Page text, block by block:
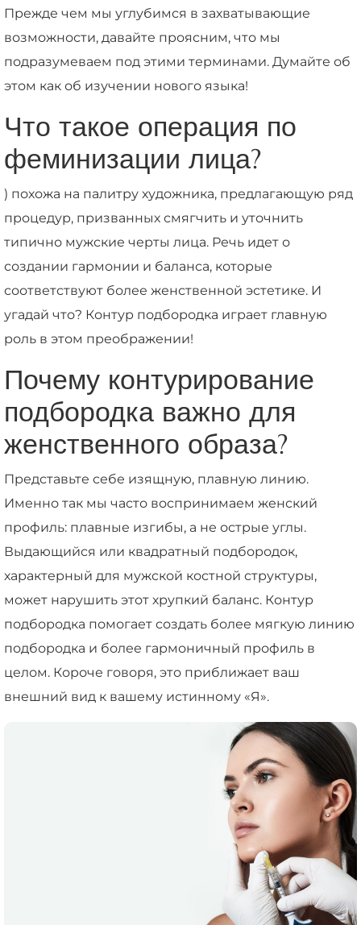
Прежде чем мы углубимся в захватывающие
возможности, давайте проясним, что мы
подразумеваем под этими терминами. Думайте об
этом как об изучении нового языка!
Что такое операция по
феминизации лица?
) похожа на палитру художника, предлагающую ряд
процедур, призванных смягчить и уточнить
типично мужские черты лица. Речь идет о
создании гармонии и баланса, которые
соответствуют более женственной эстетике. И
угадай что? Контур подбородка играет главную
роль в этом преображении!
Почему контурирование
подбородка важно для
женственного образа?
Представьте себе изящную, плавную линию.
Именно так мы часто воспринимаем женский
профиль: плавные изгибы, а не острые углы.
Выдающийся или квадратный подбородок,
характерный для мужской костной структуры,
может нарушить этот хрупкий баланс. Контур
подбородка помогает создать более мягкую линию
подбородка и более гармоничный профиль в
целом. Короче говоря, это приближает ваш
внешний вид к вашему истинному «Я».